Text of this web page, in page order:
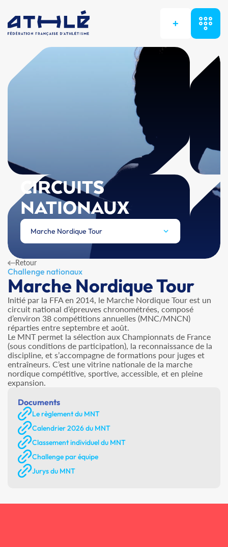
+
CIRCUITS
NATIONAUX
Marche Nordique Tour
Retour
Challenge nationaux
Marche Nordique Tour
Initié par la FFA en 2014, le Marche Nordique Tour est un
circuit national d’épreuves chronométrées, composé
d’environ 38 compétitions annuelles (MNC/MNCN)
réparties entre septembre et août.
Le MNT permet la sélection aux Championnats de France
(sous conditions de participation), la reconnaissance de la
discipline, et s’accompagne de formations pour juges et
entraîneurs. C’est une vitrine nationale de la marche
nordique compétitive, sportive, accessible, et en pleine
expansion.
Documents
Le règlement du MNT
Calendrier 2026 du MNT
Classement individuel du MNT
Challenge par équipe
Jurys du MNT